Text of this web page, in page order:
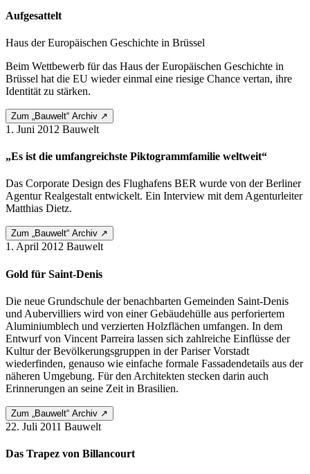
Aufgesattelt
Haus der Europäischen Geschichte in Brüssel
Beim Wettbewerb für das Haus der Europäischen Geschichte in
Brüssel hat die EU wieder einmal eine riesige Chance vertan, ihre
Identität zu stärken.
Zum „Bauwelt“ Archiv ↗
1. Juni 2012 Bauwelt
„Es ist die umfangreichste Piktogrammfamilie weltweit“
Das Corporate Design des Flughafens BER wurde von der Berliner
Agentur Realgestalt entwickelt. Ein Interview mit dem Agenturleiter
Matthias Dietz.
Zum „Bauwelt“ Archiv ↗
1. April 2012 Bauwelt
Gold für Saint-Denis
Die neue Grundschule der benachbarten Gemeinden Saint-Denis
und Aubervilliers wird von einer Gebäudehülle aus per­fo­riertem
Aluminiumblech und verzierten Holzflächen umfangen. In dem
Entwurf von Vincent Parreira lassen sich zahl­reiche Einflüsse der
Kultur der Bevölkerungsgruppen in der Pariser Vorstadt
wiederfinden, genauso wie einfache formale Fassaden­details aus der
näheren Umgebung. Für den Architekten stecken darin auch
Erinnerungen an seine Zeit in Brasilien.
Zum „Bauwelt“ Archiv ↗
22. Juli 2011 Bauwelt
Das Trapez von Billancourt